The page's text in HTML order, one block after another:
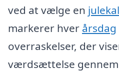
ved at vælge en
markerer hver årsdag
overraskelser, der
værdsættelse